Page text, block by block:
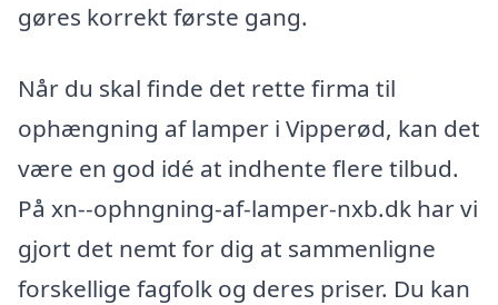
gøres korrekt første gang.
Når du skal finde det rette firma til
ophængning af lamper i Vipperød, kan det
være en god idé at indhente flere tilbud.
På xn--ophngning-af-lamper-nxb.dk har vi
gjort det nemt for dig at sammenligne
forskellige fagfolk og deres priser. Du kan